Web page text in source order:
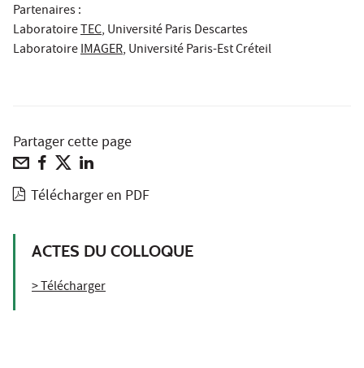
Partenaires :
LaboratoireTEC, Université Paris Descartes
LaboratoireIMAGER, Université Paris-Est Créteil
Partager cette page
Télécharger en PDF
ACTES DU COLLOQUE
> Télécharger